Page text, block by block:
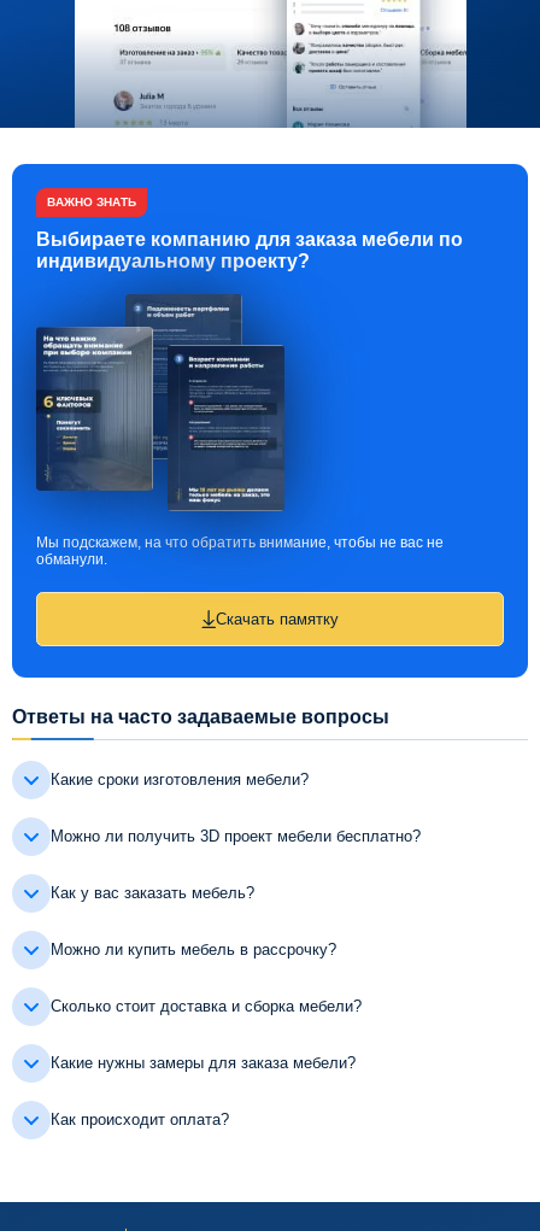
ВАЖНО ЗНАТЬ
Выбираете компанию для заказа мебели по
индивидуальному проекту?
Мы подскажем, на что обратить внимание, чтобы не вас не
обманули.
Скачать памятку
Ответы на часто задаваемые вопросы
Какие сроки изготовления мебели?
Можно ли получить 3D проект мебели бесплатно?
Как у вас заказать мебель?
Можно ли купить мебель в рассрочку?
Сколько стоит доставка и сборка мебели?
Какие нужны замеры для заказа мебели?
Как происходит оплата?